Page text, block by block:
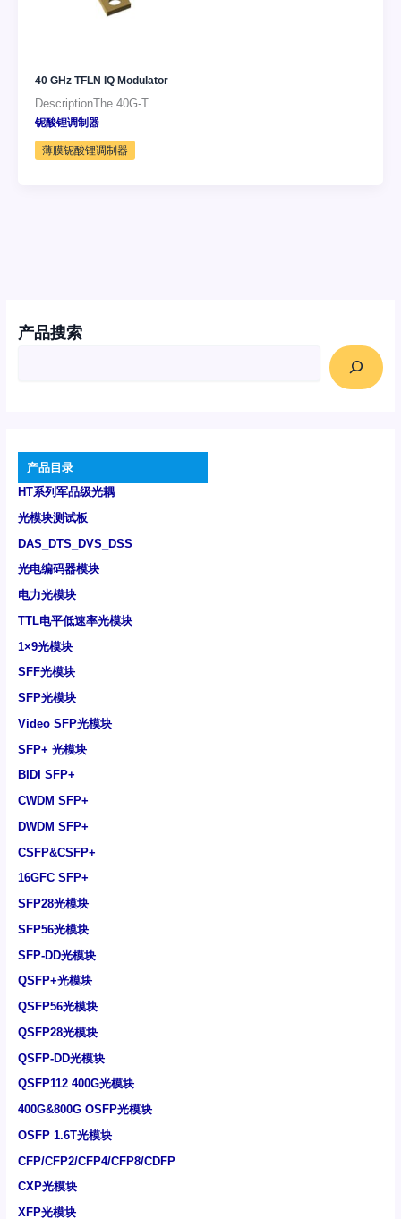
产品搜索
产品目录
HT系列军品级光耦
光模块测试板
DAS_DTS_DVS_DSS
光电编码器模块
电力光模块
TTL电平低速率光模块
1×9光模块
SFF光模块
SFP光模块
Video SFP光模块
SFP+ 光模块
BIDI SFP+
CWDM SFP+
DWDM SFP+
CSFP&CSFP+
16GFC SFP+
SFP28光模块
SFP56光模块
SFP-DD光模块
QSFP+光模块
QSFP56光模块
QSFP28光模块
QSFP-DD光模块
QSFP112 400G光模块
400G&800G OSFP光模块
OSFP 1.6T光模块
CFP/CFP2/CFP4/CFP8/CDFP
CXP光模块
XFP光模块
40 GHz TFLN IQ Modulator
DescriptionThe 40G-T
铌酸锂调制器
薄膜铌酸锂调制器